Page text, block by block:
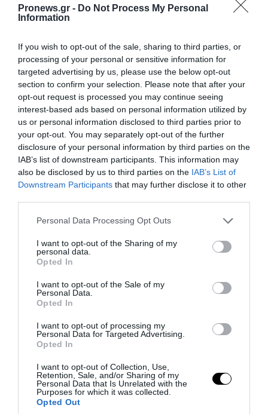
Pronews.gr - Do Not Process My Personal
Information
If you wish to opt-out of the sale, sharing to third parties, or
processing of your personal or sensitive information for
targeted advertising by us, please use the below opt-out
section to confirm your selection. Please note that after your
opt-out request is processed you may continue seeing
interest-based ads based on personal information utilized by
us or personal information disclosed to third parties prior to
your opt-out. You may separately opt-out of the further
disclosure of your personal information by third parties on the
IAB’s list of downstream participants. This information may
also be disclosed by us to third parties on the IAB’s List of
Downstream Participants that may further disclose it to other
Please note that this website/app uses one or more Google
not limited to your visit or usage behaviour. You may click to
grant or deny consent to Google and its third-party tags to
use your data for below specified purposes in below Google
consent section.
Personal Data Processing Opt Outs
I want to opt-out of the Sharing of my
personal data.
Opted In
I want to opt-out of the Sale of my
Personal Data.
Opted In
I want to opt-out of processing my
Personal Data for Targeted Advertising.
Opted In
I want to opt-out of Collection, Use,
Retention, Sale, and/or Sharing of my
Personal Data that Is Unrelated with the
Purposes for which it was collected.
Opted Out
Δείτε μας ζωντανά στο
Υγεία